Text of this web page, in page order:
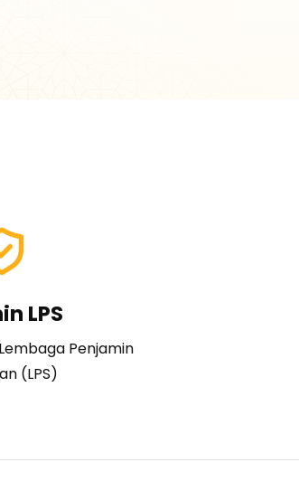
LPS
Penjamin
(LPS)